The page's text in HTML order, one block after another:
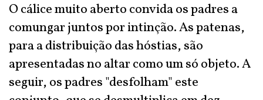
O cálice muito aberto convida os padres a
comungar juntos por intinção. As patenas,
para a distribuição das hóstias, são
apresentadas no altar como um só objeto. A
seguir, os padres "desfolham" este